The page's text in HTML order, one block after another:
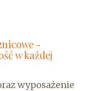
-
w każdej
wyposażenie